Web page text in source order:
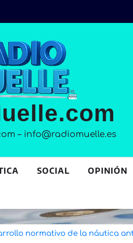
– info@radiomuelle.es
SOCIAL OPINIÓN
normativo de la náutica